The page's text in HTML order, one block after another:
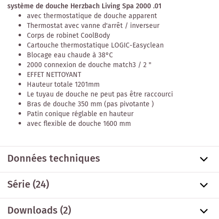
système de douche Herzbach Living Spa 2000 .01
avec thermostatique de douche apparent
Thermostat avec vanne d'arrêt / inverseur
Corps de robinet CoolBody
Cartouche thermostatique LOGIC-Easyclean
Blocage eau chaude à 38°C
2000 connexion de douche match3 / 2 "
EFFET NETTOYANT
Hauteur totale 1201mm
Le tuyau de douche ne peut pas être raccourci
Bras de douche 350 mm (pas pivotante )
Patin conique réglable en hauteur
avec flexible de douche 1600 mm
Données techniques
Série(24)
Downloads (2)